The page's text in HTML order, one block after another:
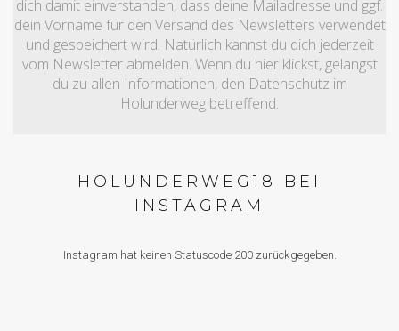
dich damit einverstanden, dass deine Mailadresse und ggf.
dein Vorname für den Versand des Newsletters verwendet
und gespeichert wird. Natürlich kannst du dich jederzeit
vom Newsletter abmelden. Wenn du hier klickst, gelangst
du zu allen Informationen, den Datenschutz im
Holunderweg betreffend.
HOLUNDERWEG18 BEI
INSTAGRAM
Instagram hat keinen Statuscode 200 zurückgegeben.